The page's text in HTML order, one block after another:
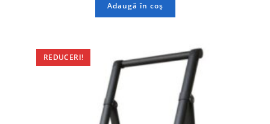
Adaugă în coș
REDUCERI!